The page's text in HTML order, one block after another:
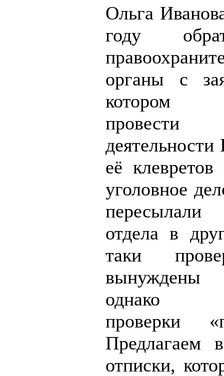
Ольга
году
органы с
котором
провести
её клевретов
уголовное
отдела в
таки
вынуждены
однако
проверки
Предлагаем
отписки,